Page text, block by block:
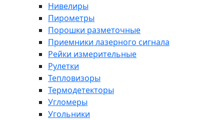
Нивелиры
Пирометры
Порошки разметочные
Приемники лазерного сигнала
Рейки измерительные
Рулетки
Тепловизоры
Термодетекторы
Угломеры
Угольники